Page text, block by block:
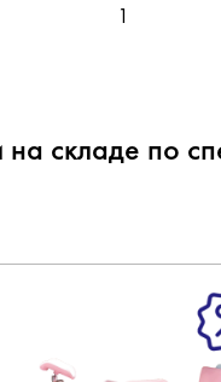
1
на складе по